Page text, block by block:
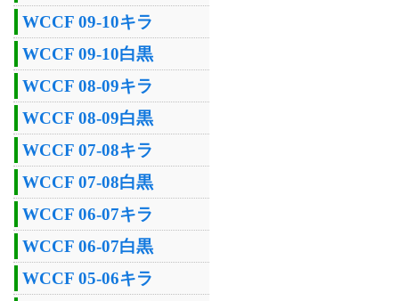
WCCF 09-10キラ
WCCF 09-10白黒
WCCF 08-09キラ
WCCF 08-09白黒
WCCF 07-08キラ
WCCF 07-08白黒
WCCF 06-07キラ
WCCF 06-07白黒
WCCF 05-06キラ